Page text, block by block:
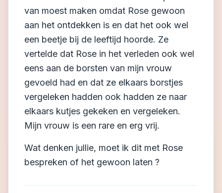
van moest maken omdat Rose gewoon
aan het ontdekken is en dat het ook wel
een beetje bij de leeftijd hoorde. Ze
vertelde dat Rose in het verleden ook wel
eens aan de borsten van mijn vrouw
gevoeld had en dat ze elkaars borstjes
vergeleken hadden ook hadden ze naar
elkaars kutjes gekeken en vergeleken.
Mijn vrouw is een rare en erg vrij.
Wat denken jullie, moet ik dit met Rose
bespreken of het gewoon laten ?